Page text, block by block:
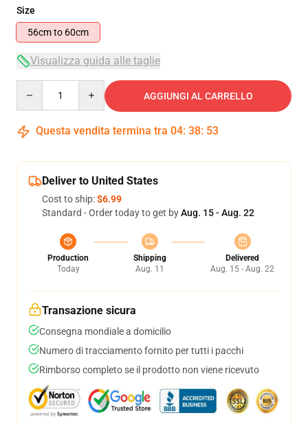
Size
56cm to 60cm
Visualizza guida alle taglie
AGGIUNGI AL CARRELLO
Questa vendita termina tra 04: 38: 52
Deliver to United States
Cost to ship:$6.99
Standard - Order today to get byAug. 15 - Aug. 22
Production
Today
Shipping
Aug. 11
Delivered
Aug. 15 - Aug. 22
Transazione sicura
Consegna mondiale a domicilio
Numero di tracciamento fornito per tutti i pacchi
Rimborso completo se il prodotto non viene ricevuto